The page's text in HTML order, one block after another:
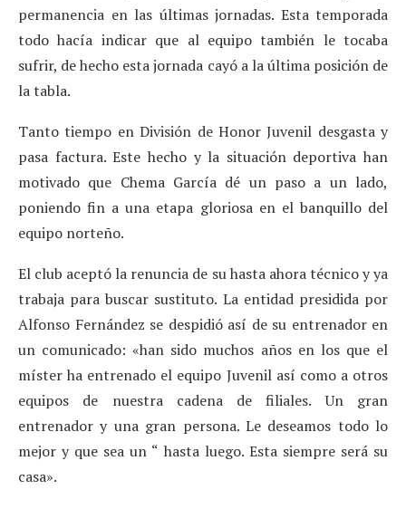
permanencia en las últimas jornadas. Esta temporada
todo hacía indicar que al equipo también le tocaba
sufrir, de hecho esta jornada cayó a la última posición de
la tabla.
Tanto tiempo en División de Honor Juvenil desgasta y
pasa factura. Este hecho y la situación deportiva han
motivado que Chema García dé un paso a un lado,
poniendo fin a una etapa gloriosa en el banquillo del
equipo norteño.
El club aceptó la renuncia de su hasta ahora técnico y ya
trabaja para buscar sustituto. La entidad presidida por
Alfonso Fernández se despidió así de su entrenador en
un comunicado: «han sido muchos años en los que el
míster ha entrenado el equipo Juvenil así como a otros
equipos de nuestra cadena de filiales. Un gran
entrenador y una gran persona. Le deseamos todo lo
mejor y que sea un “ hasta luego. Esta siempre será su
casa».